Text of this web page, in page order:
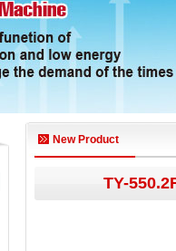
New Product
TY-